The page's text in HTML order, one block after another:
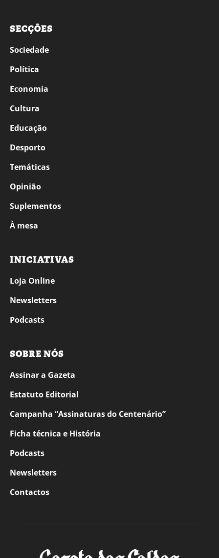
SECÇÕES
Sociedade
Política
Economia
Cultura
Educação
Desporto
Temáticas
Opinião
Suplementos
À mesa
INICIATIVAS
Loja Online
Newsletters
Podcasts
SOBRE NÓS
Assinar a Gazeta
Estatuto Editorial
Campanha “Assinaturas do Centenário”
Ficha técnica e História
Podcasts
Newsletters
Contactos